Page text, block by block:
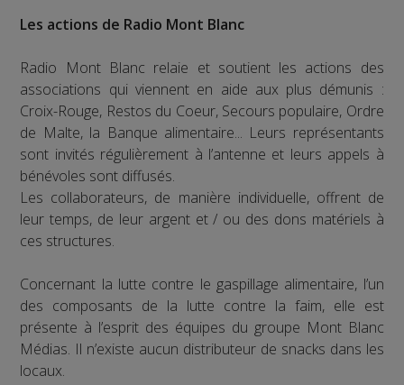
Les actions de Radio Mont Blanc
Radio Mont Blanc relaie et soutient les actions des
associations qui viennent en aide aux plus démunis :
Croix-Rouge, Restos du Coeur, Secours populaire, Ordre
de Malte, la Banque alimentaire... Leurs représentants
sont invités régulièrement à l’antenne et leurs appels à
bénévoles sont diffusés.
Les collaborateurs, de manière individuelle, offrent de
leur temps, de leur argent et / ou des dons matériels à
ces structures.
Concernant la lutte contre le gaspillage alimentaire, l’un
des composants de la lutte contre la faim, elle est
présente à l’esprit des équipes du groupe Mont Blanc
Médias. Il n’existe aucun distributeur de snacks dans les
locaux.